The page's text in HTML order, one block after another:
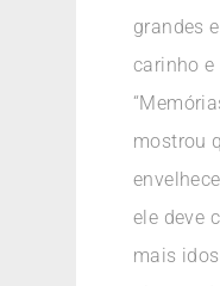
grandes
carinho e
mostrou
ele deve
mais